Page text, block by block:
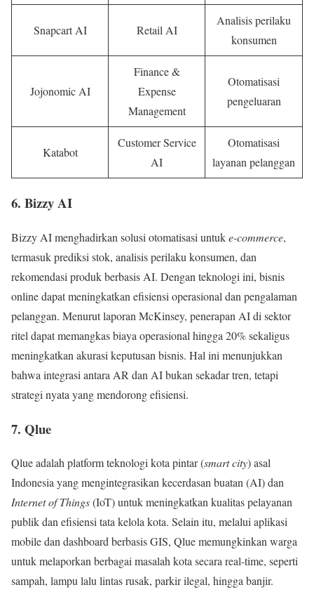
Snapcart AI Retail AI
Analisis perilaku
konsumen
Jojonomic AI
Finance &
Expense
Management
Otomatisasi
pengeluaran
Katabot
Customer Service
AI
Otomatisasi
layanan pelanggan
6. Bizzy AI
Bizzy AI menghadirkan solusi otomatisasi untuke-commerce,
termasuk prediksi stok, analisis perilaku konsumen, dan
rekomendasi produk berbasis AI. Dengan teknologi ini, bisnis
online dapat meningkatkan efisiensi operasional dan pengalaman
pelanggan. Menurut laporan McKinsey, penerapan AI di sektor
ritel dapat memangkas biaya operasional hingga 20% sekaligus
meningkatkan akurasi keputusan bisnis. Hal ini menunjukkan
bahwa integrasi antara AR dan AI bukan sekadar tren, tetapi
strategi nyata yang mendorong efisiensi.
7. Qlue
Qlue adalah platform teknologi kota pintar (smart city) asal
Indonesia yang mengintegrasikan kecerdasan buatan (AI) dan
Internet of Things(IoT) untuk meningkatkan kualitas pelayanan
publik dan efisiensi tata kelola kota. Selain itu, melalui aplikasi
mobile dan dashboard berbasis GIS, Qlue memungkinkan warga
untuk melaporkan berbagai masalah kota secara real-time, seperti
sampah, lampu lalu lintas rusak, parkir ilegal, hingga banjir.